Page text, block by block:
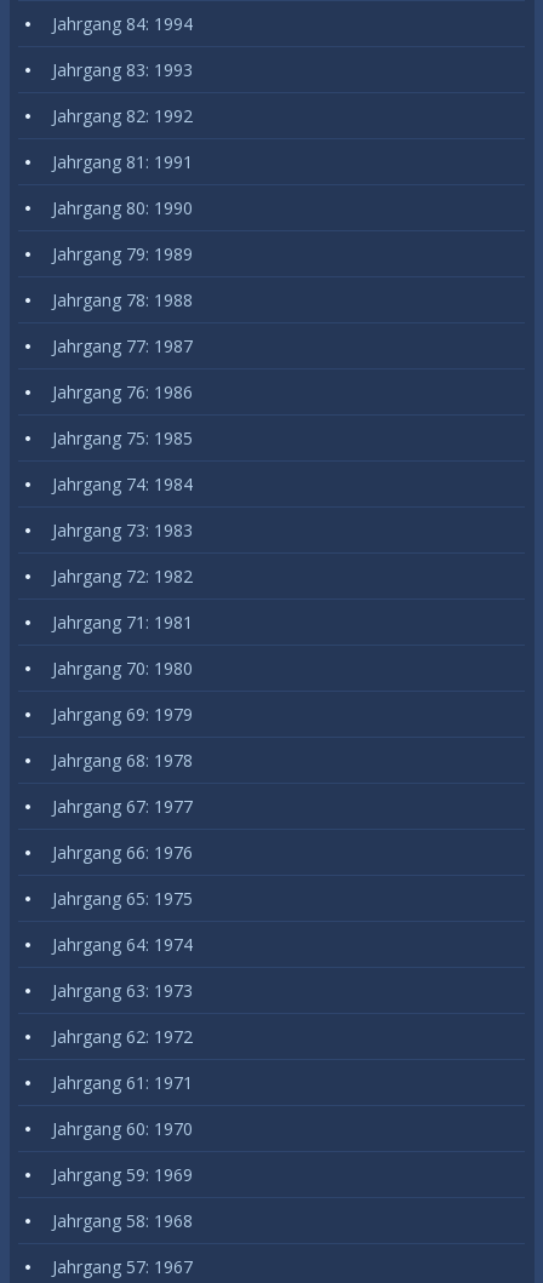
Jahrgang 84: 1994
Jahrgang 83: 1993
Jahrgang 82: 1992
Jahrgang 81: 1991
Jahrgang 80: 1990
Jahrgang 79: 1989
Jahrgang 78: 1988
Jahrgang 77: 1987
Jahrgang 76: 1986
Jahrgang 75: 1985
Jahrgang 74: 1984
Jahrgang 73: 1983
Jahrgang 72: 1982
Jahrgang 71: 1981
Jahrgang 70: 1980
Jahrgang 69: 1979
Jahrgang 68: 1978
Jahrgang 67: 1977
Jahrgang 66: 1976
Jahrgang 65: 1975
Jahrgang 64: 1974
Jahrgang 63: 1973
Jahrgang 62: 1972
Jahrgang 61: 1971
Jahrgang 60: 1970
Jahrgang 59: 1969
Jahrgang 58: 1968
Jahrgang 57: 1967